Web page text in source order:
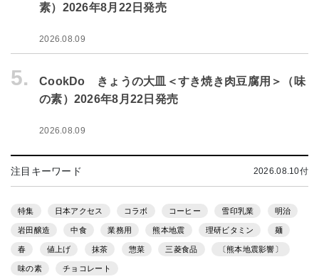
素）2026年8月22日発売
2026.08.09
5.
CookDo きょうの大皿＜すき焼き肉豆腐用＞（味
の素）2026年8月22日発売
2026.08.09
注目キーワード 2026.08.10付
特集 日本アクセス コラボ コーヒー 雪印乳業 明治
岩田醸造 中食 業務用 熊本地震 理研ビタミン 麺
春 値上げ 抹茶 惣菜 三菱食品 〔熊本地震影響〕
味の素 チョコレート